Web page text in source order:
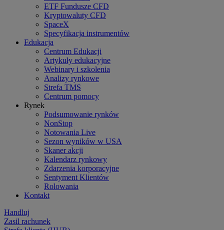
ETF Fundusze CFD
Kryptowaluty CFD
SpaceX
Specyfikacja instrumentów
Edukacja
Centrum Edukacji
Artykuły edukacyjne
Webinary i szkolenia
Analizy rynkowe
Strefa TMS
Centrum pomocy
Rynek
Podsumowanie rynków
NonStop
Notowania Live
Sezon wyników w USA
Skaner akcji
Kalendarz rynkowy
Zdarzenia korporacyjne
Sentyment Klientów
Rolowania
Kontakt
Handluj
Zasil rachunek